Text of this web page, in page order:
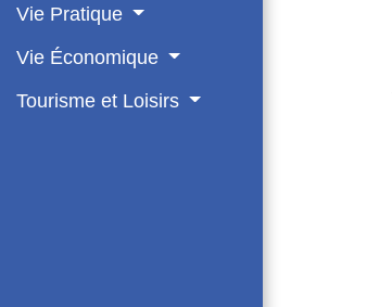
Vie Pratique
Vie Économique
Tourisme et Loisirs